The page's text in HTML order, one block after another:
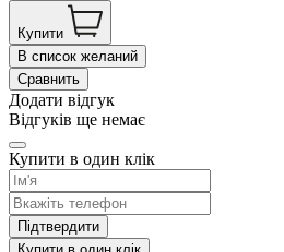
Купити
В список желаний
Сравнить
Додати відгук
Відгуків ще немає
Купити в один клік
Підтвердити